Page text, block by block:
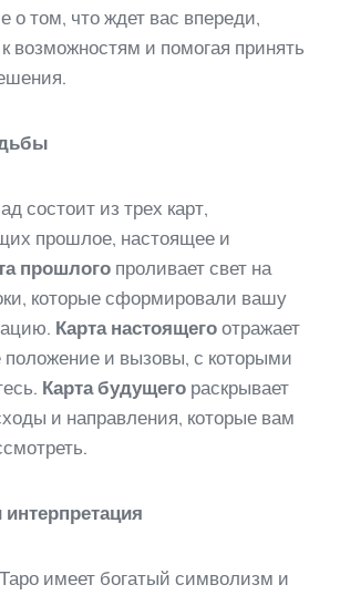
о том, что ждет вас впереди,
возможностям и помогая принять
состоит из трех карт,
прошлое, настоящее и
прошлого проливает свет на
которые сформировали вашу
Карта настоящего отражает
и вызовы, с которыми
Карта будущего раскрывает
и направления, которые вам
имеет богатый символизм и